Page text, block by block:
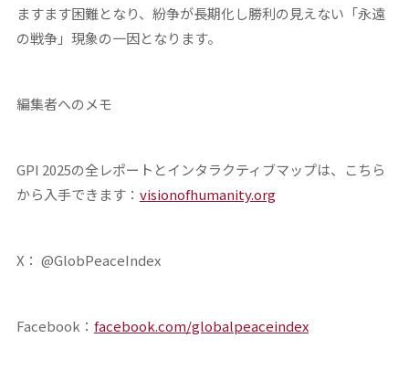
ますます困難となり、紛争が長期化し勝利の見えない「永遠
の戦争」現象の一因となります。
編集者へのメモ
GPI 2025の全レポートとインタラクティブマップは、こちら
から入手できます： visionofhumanity.org
X： @GlobPeaceIndex
Facebook： facebook.com/globalpeaceindex